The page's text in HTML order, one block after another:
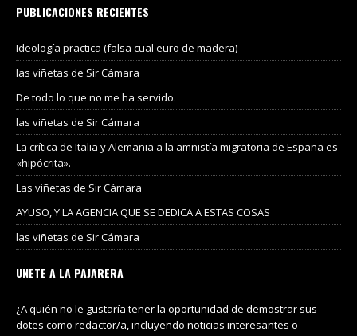
PUBLICACIONES RECIENTES
Ideología practica (falsa cual euro de madera)
las viñetas de Sir Cámara
De todo lo que no me ha servido.
las viñetas de Sir Cámara
La crítica de Italia y Alemania a la amnistía migratoria de España es
«hipócrita».
Las viñetas de Sir Cámara
AYUSO, Y LA AGENCIA QUE SE DEDICA A ESTAS COSAS
las viñetas de Sir Cámara
UNETE A LA PAJARERA
¿A quién no le gustaría tener la oportunidad de demostrar sus
dotes como redactor/a, incluyendo noticias interesantes o